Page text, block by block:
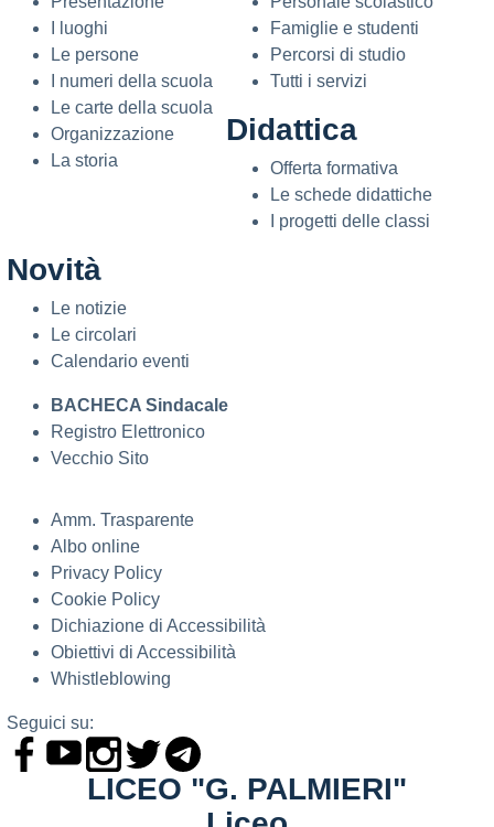
I luoghi
Le persone
I numeri della scuola
Le carte della scuola
Organizzazione
La storia
Famiglie e studenti
Percorsi di studio
Tutti i servizi
Didattica
Offerta formativa
Le schede didattiche
I progetti delle classi
Novità
Le notizie
Le circolari
Calendario eventi
BACHECA Sindacale
Registro Elettronico
Vecchio Sito
Amm. Trasparente
Albo online
Privacy Policy
Cookie Policy
Dichiazione di Accessibilità
Obiettivi di Accessibilità
Whistleblowing
Seguici su:
LICEO "G. PALMIERI"